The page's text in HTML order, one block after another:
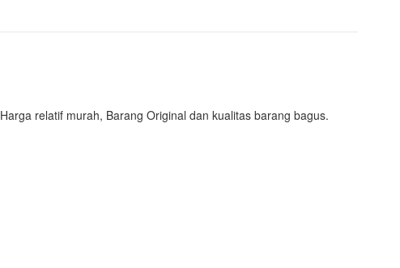
Harga relatif murah, Barang Original dan kualitas barang bagus.